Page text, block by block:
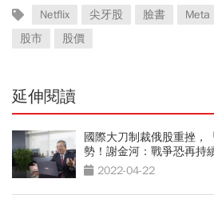
Netflix 尖牙股 臉書 Meta
股市
股價
延伸閱讀
國際大刀制裁俄股重挫，
勢！謝金河：戰爭恐再持
2022-04-22